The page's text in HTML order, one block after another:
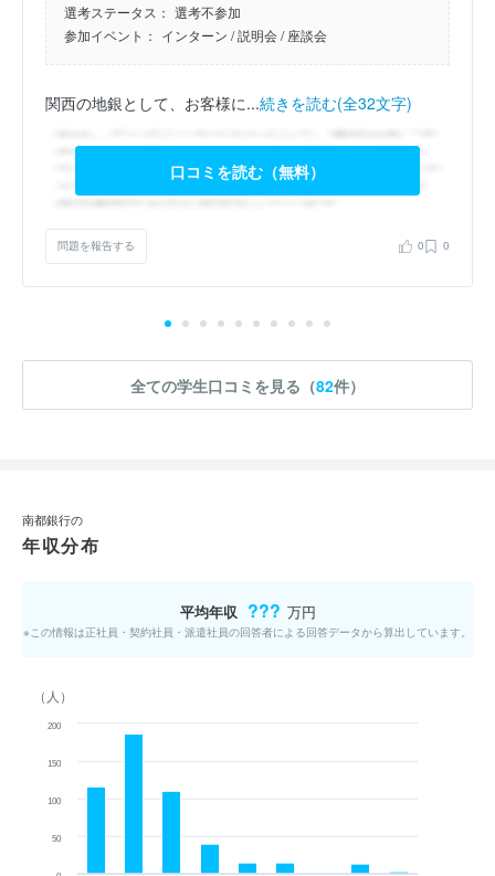
選考ステータス： 選考不参加
参加イベント： インターン / 説明会/ 座談会
関西の地銀として、お客様に...続きを読む(全32文字)
口コミを読む（無料）
問題を報告する 0 0
全ての学生口コミを見る（82件）
南都銀行の
年収分布
平均年収 ??? 万円
※この情報は正社員・契約社員・派遣社員の回答者による回答データから算出しています。
（人）
50
100
150
200